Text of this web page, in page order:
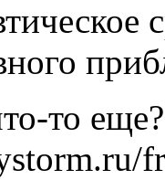
то еще?